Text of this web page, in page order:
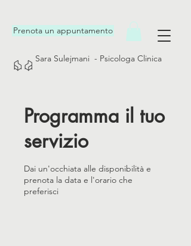
Prenota un appuntamento
Sara Sulejmani - Psicologa Clinica
Programma il tuo
servizio
Dai un'occhiata alle disponibilità e
prenota la data e l'orario che
preferisci